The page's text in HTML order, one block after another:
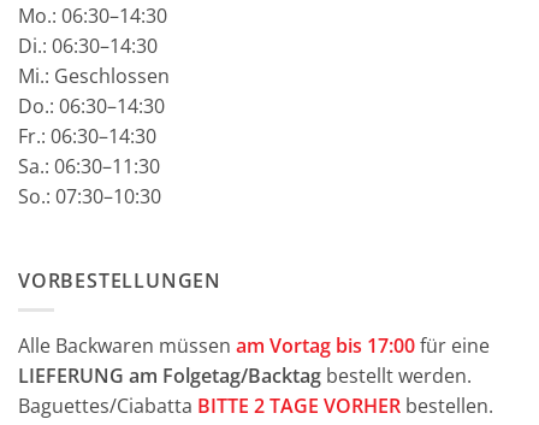
Mo.: 06:30–14:30
Di.: 06:30–14:30
Mi.: Geschlossen
Do.: 06:30–14:30
Fr.: 06:30–14:30
Sa.: 06:30–11:30
So.: 07:30–10:30
VORBESTELLUNGEN
Alle Backwaren müssen am Vortag bis 17:00für eine
LIEFERUNG am Folgetag/Backtag bestellt werden.
Baguettes/Ciabatta BITTE 2 TAGE VORHER bestellen.